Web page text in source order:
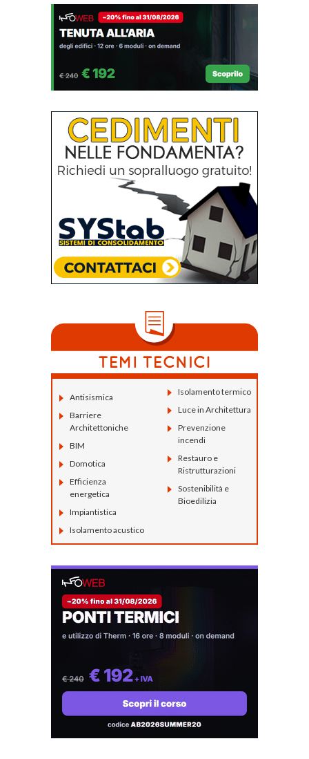
Antisismica
Barriere
Architettoniche
BIM
Domotica
Efficienza
energetica
Impiantistica
Isolamento acustico
Isolamento termico
Luce in Architettura
Prevenzione
incendi
Restauro e
Ristrutturazioni
Sostenibilità e
Bioedilizia